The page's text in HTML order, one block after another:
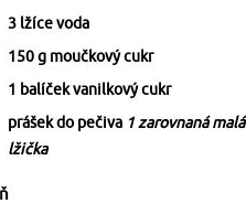
3 lžíce voda
150g moučkový cukr
1 balíček vanilkový cukr
prášek do pečiva 1 zarovnaná malá
lžička